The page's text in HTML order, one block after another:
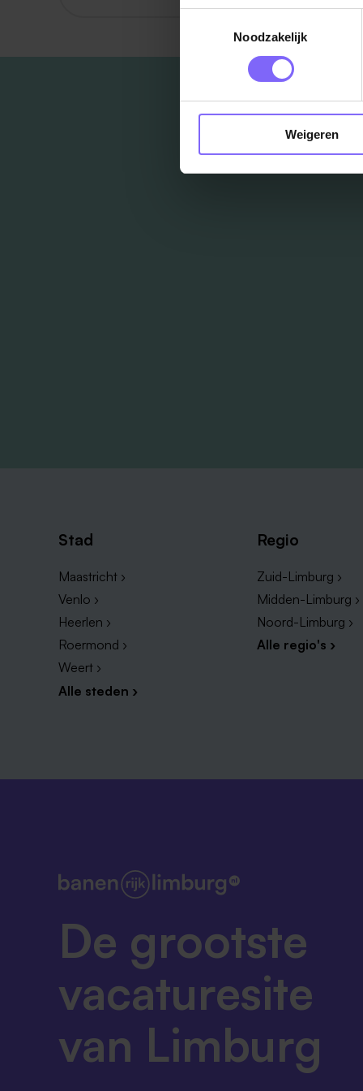
Noodzakelijk
Weigeren
Stad
Maastricht ›
Venlo ›
Heerlen ›
Roermond ›
Weert ›
Alle steden ›
Regio
Zuid-Limburg ›
Midden-Limburg ›
Noord-Limburg ›
Alle regio's ›
De grootste
vacaturesite
van Limburg